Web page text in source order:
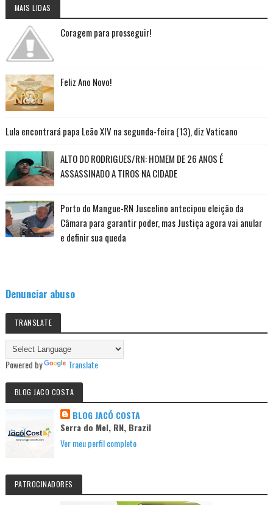
MAIS LIDAS
Coragem para prosseguir!
Feliz Ano Novo!
Lula encontrará papa Leão XIV na segunda-feira (13), diz Vaticano
ALTO DO RODRIGUES/RN: HOMEM DE 26 ANOS É
ASSASSINADO A TIROS NA CIDADE
Porto do Mangue-RN Juscelino antecipou eleição da
Câmara para garantir poder, mas Justiça agora vai anular
e definir sua queda
Denunciar abuso
TRANSLATE
Powered by Translate
BLOG JACO COSTA
BLOG JACÓ COSTA
Serra do Mel, RN, Brazil
Ver meu perfil completo
PATROCINADORES